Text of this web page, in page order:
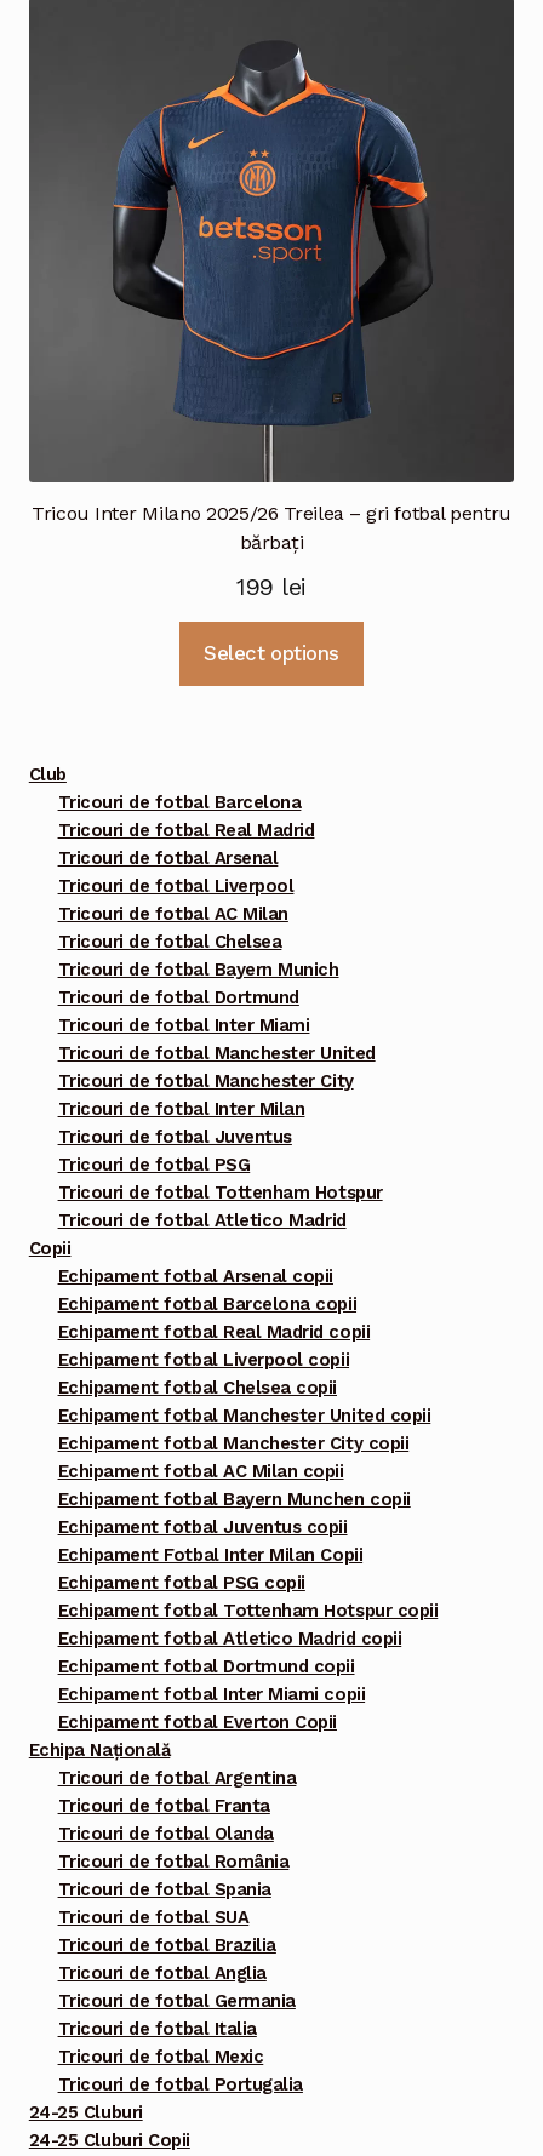
Tricou Inter Milano 2025/26 Treilea – gri fotbal pentru
bărbați
199 lei
Select options
Club
Tricouri de fotbal Barcelona
Tricouri de fotbal Real Madrid
Tricouri de fotbal Arsenal
Tricouri de fotbal Liverpool
Tricouri de fotbal AC Milan
Tricouri de fotbal Chelsea
Tricouri de fotbal Bayern Munich
Tricouri de fotbal Dortmund
Tricouri de fotbal Inter Miami
Tricouri de fotbal Manchester United
Tricouri de fotbal Manchester City
Tricouri de fotbal Inter Milan
Tricouri de fotbal Juventus
Tricouri de fotbal PSG
Tricouri de fotbal Tottenham Hotspur
Tricouri de fotbal Atletico Madrid
Copii
Echipament fotbal Arsenal copii
Echipament fotbal Barcelona copii
Echipament fotbal Real Madrid copii
Echipament fotbal Liverpool copii
Echipament fotbal Chelsea copii
Echipament fotbal Manchester United copii
Echipament fotbal Manchester City copii
Echipament fotbal AC Milan copii
Echipament fotbal Bayern Munchen copii
Echipament fotbal Juventus copii
Echipament Fotbal Inter Milan Copii
Echipament fotbal PSG copii
Echipament fotbal Tottenham Hotspur copii
Echipament fotbal Atletico Madrid copii
Echipament fotbal Dortmund copii
Echipament fotbal Inter Miami copii
Echipament fotbal Everton Copii
Echipa Națională
Tricouri de fotbal Argentina
Tricouri de fotbal Franta
Tricouri de fotbal Olanda
Tricouri de fotbal România
Tricouri de fotbal Spania
Tricouri de fotbal SUA
Tricouri de fotbal Brazilia
Tricouri de fotbal Anglia
Tricouri de fotbal Germania
Tricouri de fotbal Italia
Tricouri de fotbal Mexic
Tricouri de fotbal Portugalia
24-25 Cluburi
24-25 Cluburi Copii